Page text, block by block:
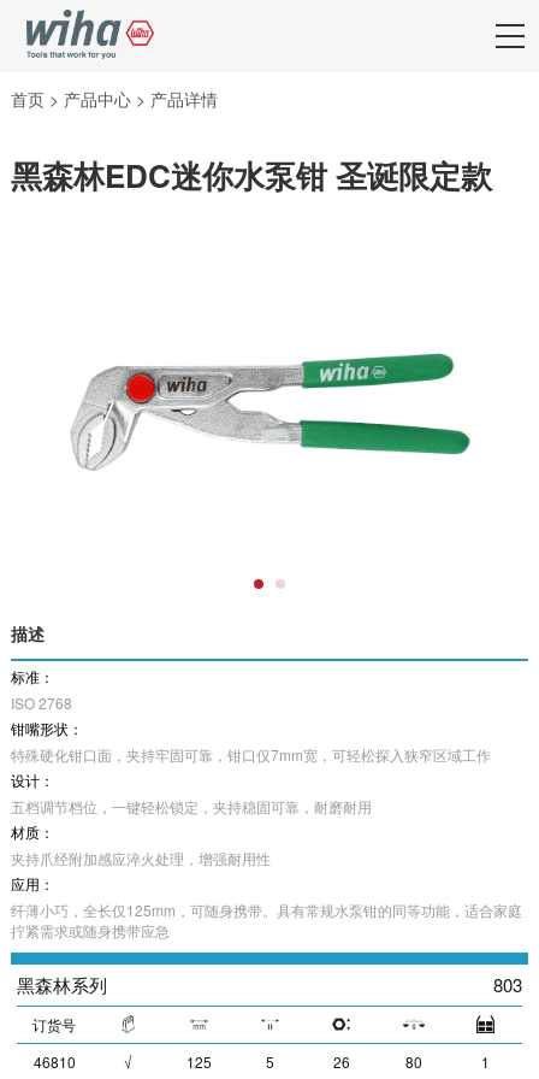
首页 > 产品中心 > 产品详情
黑森林EDC迷你水泵钳 圣诞限定款
描述
标准：
ISO 2768
钳嘴形状：
特殊硬化钳口面，夹持牢固可靠，钳口仅7mm宽，可轻松探入狭窄区域工作
设计：
五档调节档位，一键轻松锁定，夹持稳固可靠，耐磨耐用
材质：
夹持爪经附加感应淬火处理，增强耐用性
应用：
纤薄小巧，全长仅125mm，可随身携带。具有常规水泵钳的同等功能，适合家庭
拧紧需求或随身携带应急
黑森林系列 803
订货号
46810
√ 125 5 26 80 1